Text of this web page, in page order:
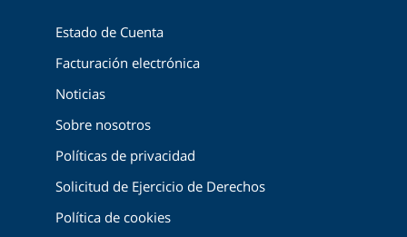
Estado de Cuenta
Facturación electrónica
Noticias
Sobre nosotros
Políticas de privacidad
Solicitud de Ejercicio de Derechos
Política de cookies